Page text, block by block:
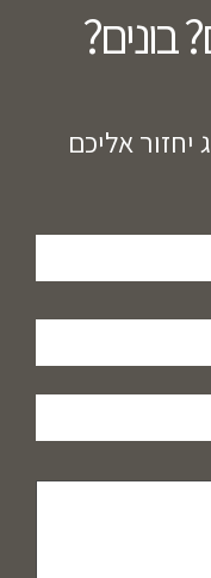
בונים?
אליכם